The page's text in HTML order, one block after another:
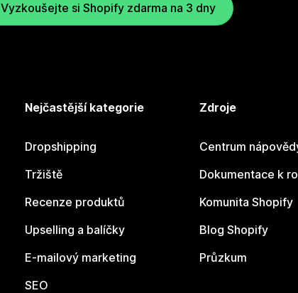
Vyzkoušejte si Shopify zdarma na 3 dny
Nejčastější kategorie
Dropshipping
Tržiště
Recenze produktů
Upselling a balíčky
E-mailový marketing
SEO
Zdroje
Centrum
Dokumentace k
Komunita Shopify
Blog Shopify
Průzkum